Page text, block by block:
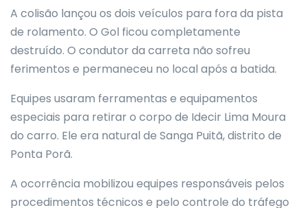
A colisão lançou os dois veículos para fora da pista
de rolamento. O Gol ficou completamente
destruído. O condutor da carreta não sofreu
ferimentos e permaneceu no local após a batida.
Equipes usaram ferramentas e equipamentos
especiais para retirar o corpo de Idecir Lima Moura
do carro. Ele era natural de Sanga Puitã, distrito de
Ponta Porã.
A ocorrência mobilizou equipes responsáveis pelos
procedimentos técnicos e pelo controle do tráfego